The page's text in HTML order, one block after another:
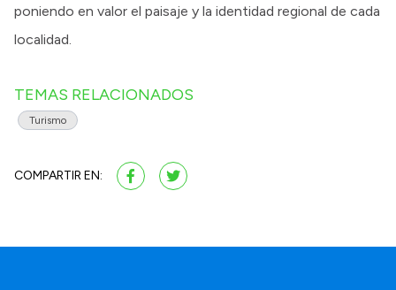
poniendo en valor el paisaje y la identidad regional de cada
localidad.
TEMAS RELACIONADOS
Turismo
COMPARTIR EN: